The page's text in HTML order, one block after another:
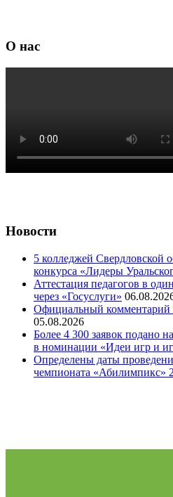
О нас
Новости
5 колледжей Свердловской
конкурса «Лидеры
Аттестация педагогов в
через «Госуслуги»
Официальный
05.08.2026
Более 4 300 заявок подано
в номинации «Идеи игр и
Определены даты
чемпионата «Абилимпикс»